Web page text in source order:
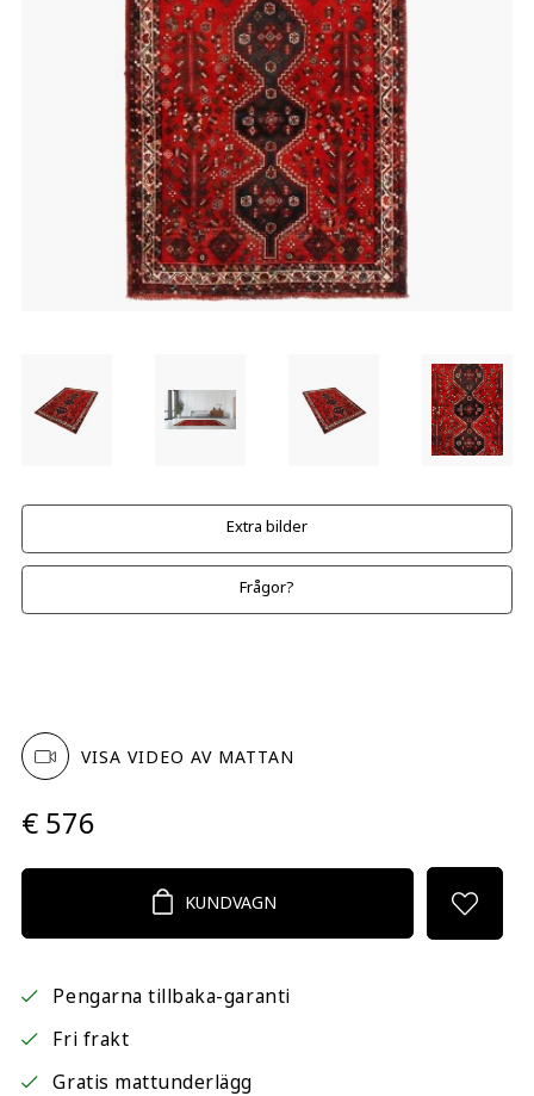
Extra bilder
Frågor?
VISA VIDEO AV MATTAN
€ 576
KUNDVAGN
Pengarna tillbaka-garanti
Fri frakt
Gratis mattunderlägg